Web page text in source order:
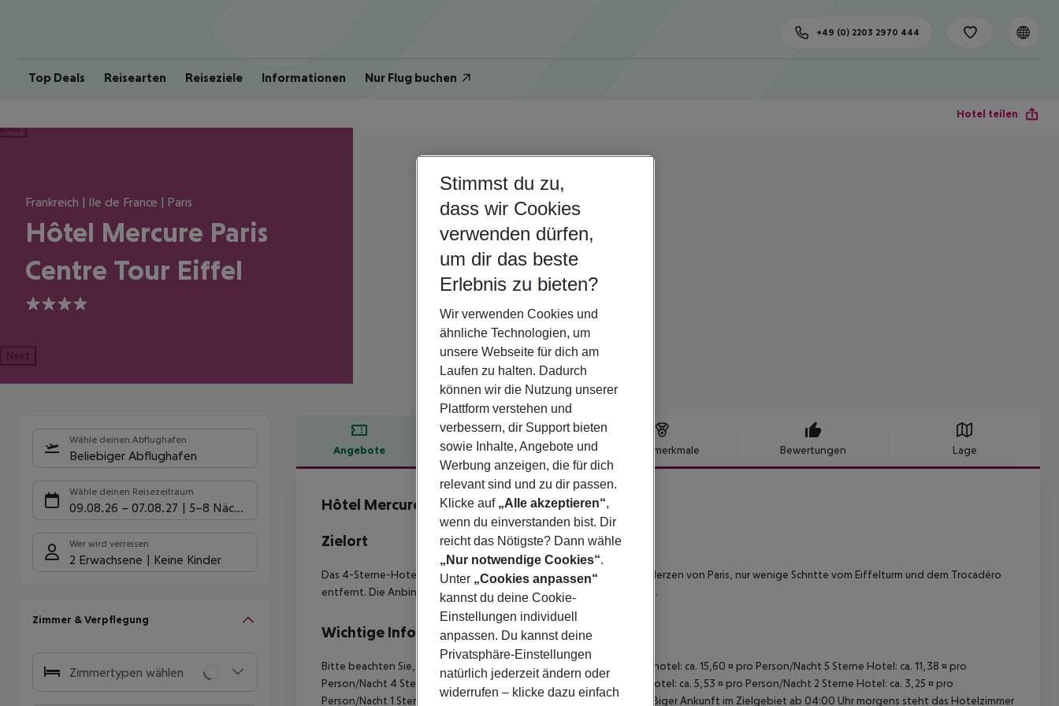
Top Deals Reisearten Reiseziele Informationen Nur Flug buchen
+49 (0) 2203 2970 444
Hotel teilen
Frankreich | Ile de France | Paris
Hôtel Mercure Paris
Centre Tour Eiffel
4
Next
Wähle deinen Abflughafen
Beliebiger Abflughafen
Wähle deinen Reisezeitraum
09.08.26 – 07.08.27 5-8 Nächte
Wer wird verreisen
2 Erwachsene Keine Kinder
Zimmer & Verpflegung
Zimmertypen wählen
Angebote Hotelbeschreibung Hotelmerkmale Bewertungen Lage
Hotelbeschreibung
Hôtel Mercure Paris Centre Tour Eiffel
4
Zielort
Das 4-Sterne-Hotel Mercure Paris Centre Eiffel Tower liegt ideal im Herzen von Paris, nur wenige Schritte vom Eiffelturm und dem Trocadéro
entfernt. Die Anbindung an den öffentlichen Nahverkehr ist optimal.
Wichtige Informationen
Bitte beachten Sie, dass vor Ort eine Touristensteuer fällig ist. Luxushotel: ca. 15,60 ¤ pro Person/Nacht 5 Sterne Hotel: ca. 11,38 ¤ pro
Person/Nacht 4 Sterne Hotel: ca. 8,45 ¤ pro Person/Nacht 3 Sterne Hotel: ca. 5,53 ¤ pro Person/Nacht 2 Sterne Hotel: ca. 3,25 ¤ pro
Person/Nacht 1 Sterne Hotel: ca. 2,60 ¤ pro Person/Nacht Bei planmäßiger Ankunft im Zielgebiet ab 04:00 Uhr morgens steht das Hotelzimmer
Stimmst du zu,
dass wir Cookies
verwenden dürfen,
um dir das beste
Erlebnis zu bieten?
Wir verwenden Cookies und
ähnliche Technologien, um
unsere Webseite für dich am
Laufen zu halten. Dadurch
können wir die Nutzung unserer
Plattform verstehen und
verbessern, dir Support bieten
sowie Inhalte, Angebote und
Werbung anzeigen, die für dich
relevant sind und zu dir passen.
Klicke auf „Alle akzeptieren“,
wenn du einverstanden bist. Dir
reicht das Nötigste? Dann wähle
„Nur notwendige Cookies“.
Unter „Cookies anpassen“
kannst du deine Cookie-
Einstellungen individuell
anpassen. Du kannst deine
Privatsphäre-Einstellungen
natürlich jederzeit ändern oder
widerrufen – klicke dazu einfach